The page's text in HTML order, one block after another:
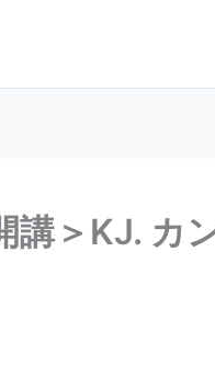
講＞KJ. カ